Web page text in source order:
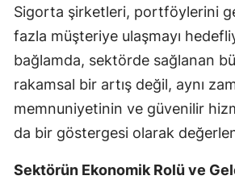
Sigorta şirketleri, portföylerini
fazla müşteriye ulaşmayı
bağlamda, sektörde sağlanan
rakamsal bir artış değil, aynı
memnuniyetinin ve güvenilir
da bir göstergesi olarak
Sektörün Ekonomik Rolü ve